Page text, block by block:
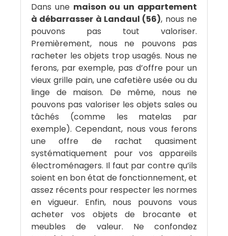
Dans une maison ou un appartement
à débarrasser à Landaul (56), nous ne
pouvons pas tout valoriser.
Premièrement, nous ne pouvons pas
racheter les objets trop usagés. Nous ne
ferons, par exemple, pas d’offre pour un
vieux grille pain, une cafetière usée ou du
linge de maison. De même, nous ne
pouvons pas valoriser les objets sales ou
tâchés (comme les matelas par
exemple). Cependant, nous vous ferons
une offre de rachat quasiment
systématiquement pour vos appareils
électroménagers. Il faut par contre qu’ils
soient en bon état de fonctionnement, et
assez récents pour respecter les normes
en vigueur. Enfin, nous pouvons vous
acheter vos objets de brocante et
meubles de valeur. Ne confondez